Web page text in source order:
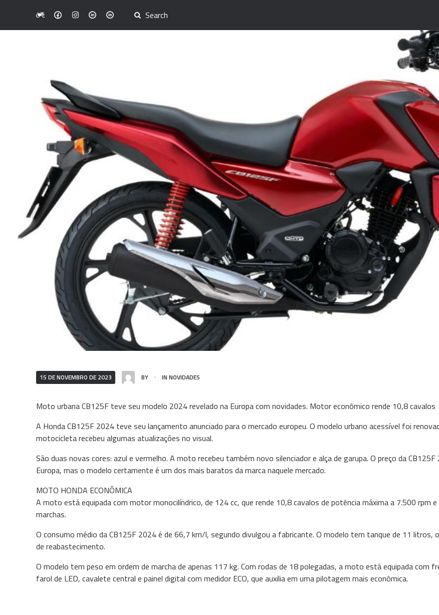
15 DE NOVEMBRO DE 2023 BY INNOVIDADES
Moto urbana CB125F teve seu modelo 2024 revelado na Europa com novidades. Motor econômico rende 10,8 cavalos
A Honda CB125F 2024 teve seu lançamento anunciado para o mercado europeu. O modelo urbano acessível foi
motocicleta recebeu algumas atualizações no visual.
São duas novas cores: azul e vermelho. A moto recebeu também novo silenciador e alça de garupa. O preço da
Europa, mas o modelo certamente é um dos mais baratos da marca naquele mercado.
MOTO HONDA ECONÔMICA
A moto está equipada com motor monocilíndrico, de 124 cc, que rende 10,8 cavalos de potência máxima a 7.500 rpm
marchas.
O consumo médio da CB125F 2024 é de 66,7 km/l, segundo divulgou a fabricante. O modelo tem tanque de 11
de reabastecimento.
O modelo tem peso em ordem de marcha de apenas 117 kg. Com rodas de 18 polegadas, a moto está equipada com
farol de LED, cavalete central e painel digital com medidor ECO, que auxilia em uma pilotagem mais econômica.